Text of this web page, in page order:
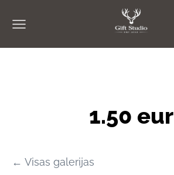
1.50 eur
Visas galerijas